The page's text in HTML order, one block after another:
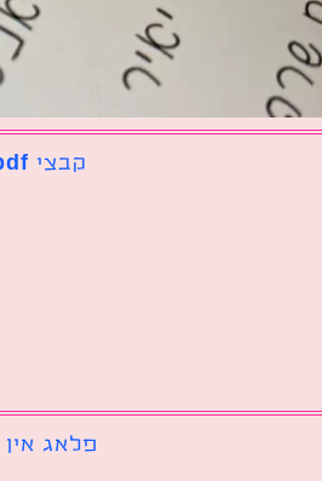
קבצי pdf נפרדים שצריך לאחד לקובץ אחד גדול
פלאג